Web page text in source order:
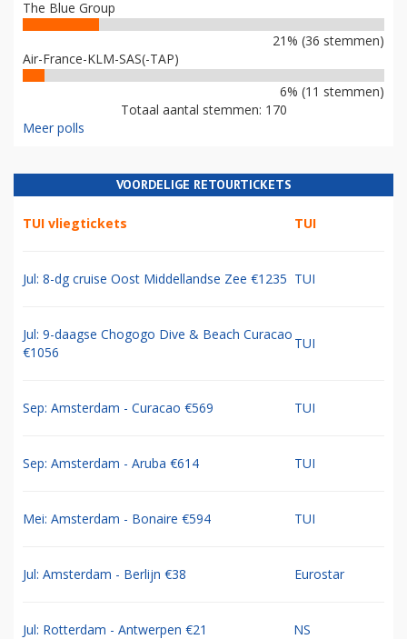
The Blue Group
21% (36 stemmen)
Air-France-KLM-SAS(-TAP)
6% (11 stemmen)
Totaal aantal stemmen: 170
Meer polls
VOORDELIGE RETOURTICKETS
TUI vliegtickets TUI
Jul: 8-dg cruise Oost Middellandse Zee €1235 TUI
Jul: 9-daagse Chogogo Dive & Beach Curacao
€1056
TUI
Sep: Amsterdam - Curacao €569 TUI
Sep: Amsterdam - Aruba €614 TUI
Mei: Amsterdam - Bonaire €594 TUI
Jul: Amsterdam - Berlijn €38 Eurostar
Jul: Rotterdam - Antwerpen €21 NS